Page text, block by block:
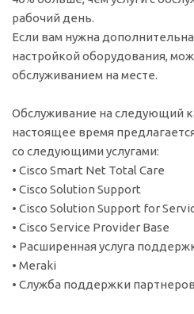
рабочий день.
Если вам нужна
настройкой оборудования,
обслуживанием на месте.
Обслуживание на следующий
настоящее время
со следующими услугами:
• Cisco Smart Net Total Care
• Cisco Solution Support
• Cisco Solution Support for
• Cisco Service Provider Base
• Расширенная услуга
• Meraki
• Служба поддержки партнеров